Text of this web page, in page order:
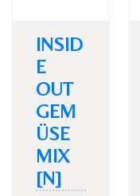
INSID
E
OUT
GEM
ÜSE
MIX
[N]
Time